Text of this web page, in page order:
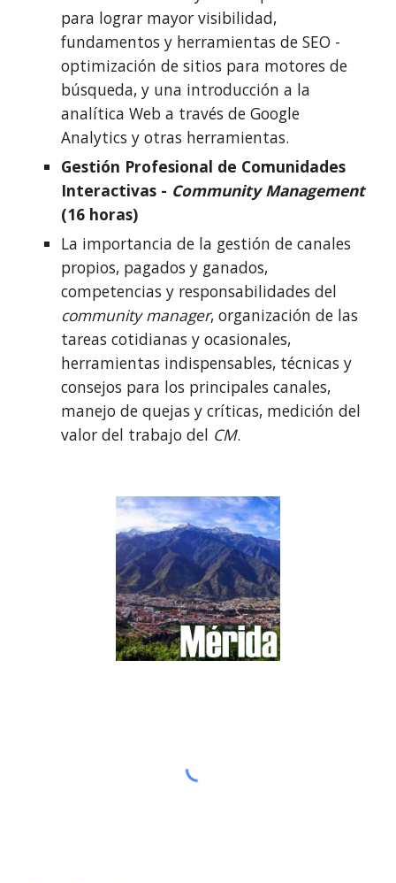
para lograr mayor visibilidad,
fundamentos y herramientas de SEO -
optimización de sitios para motores de
búsqueda, y una introducción a la
analítica Web a través de Google
Analytics y otras herramientas.
Gestión Profesional de Comunidades
Interactivas - Community Management
(16 horas)
La importancia de la gestión de canales
propios, pagados y ganados,
community manager, organización de las
tareas cotidianas y ocasionales,
herramientas indispensables, técnicas y
consejos para los principales canales,
manejo de quejas y críticas, medición del
valor del trabajo del CM.